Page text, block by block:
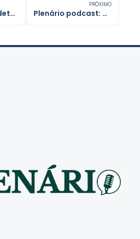
Euma Tourinho detalha economias na Prefeitura de Porto Velho
PRÓXIMO
Plenário podcast: Tânia Sena fala sobre garimpo, Estado e futuro da Amazônia